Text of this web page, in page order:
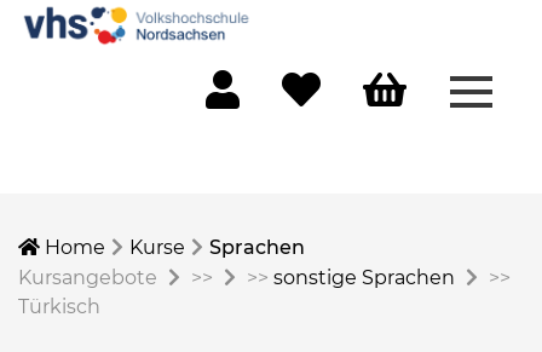
Home Kurse
Sprachen
Kursangebote
>> >> sonstige Sprachen
>>
Türkisch